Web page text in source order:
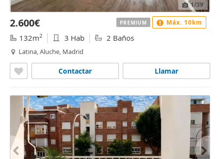
1/39
2.600€
132m2 3 Hab 2 Baños
Latina, Aluche, Madrid
Llamar
Contactar
PREMIUM Máx. 10km